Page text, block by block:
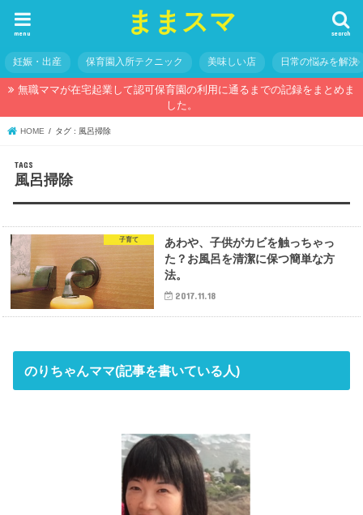
ままスマ search
menu
妊娠・出産 保育園入所テクニック 美味しい店 日常の悩みを解決
無職ママが在宅起業して認可保育園の利用に通るまでの記録をまとめま
した。
HOME タグ : 風呂掃除
風呂掃除
子育て
あわや、子供がカビを触っちゃっ
た？お風呂を清潔に保つ簡単な方
法。
2017.11.18
のりちゃんママ(記事を書いている人)